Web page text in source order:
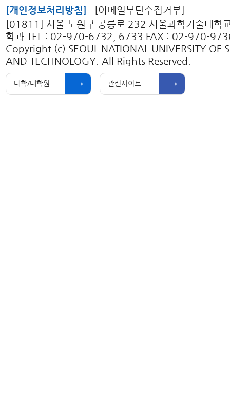
[개인정보처리방침]
[이메일무단수집거부]
[01811] 서울 노원구 공릉로 232 서울과학기술대학
학과 TEL : 02-970-6732, 6733 FAX : 02-970-
Copyright (c) SEOUL NATIONAL UNIVERSITY OF
AND TECHNOLOGY. All Rights Reserved.
대학/대학원 관련사이트